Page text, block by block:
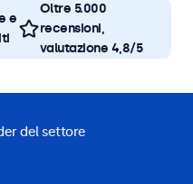
e
Oltre 5.000
recensioni,
valutazione 4,8/5
del settore